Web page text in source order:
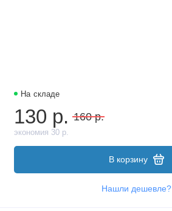
На складе
130 р. 160 р.
экономия 30 р.
В корзину
Нашли дешевле?